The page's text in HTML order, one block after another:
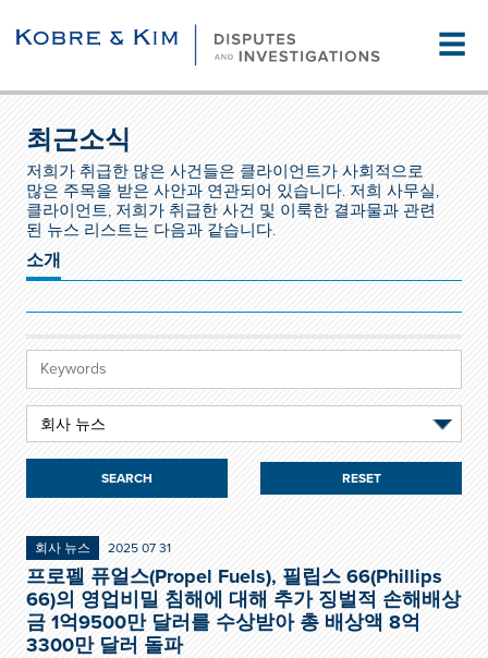
☰
최근소식
저희가 취급한 많은 사건들은 클라이언트가 사회적으로
많은 주목을 받은 사안과 연관되어 있습니다. 저희 사무실,
클라이언트, 저희가 취급한 사건 및 이룩한 결과물과 관련
된 뉴스 리스트는 다음과 같습니다.
소개
RESET
회사 뉴스 2025 07 31
프로펠 퓨얼스(Propel Fuels), 필립스 66(Phillips
66)의 영업비밀 침해에 대해 추가 징벌적 손해배상
금 1억9500만 달러를 수상받아 총 배상액 8억
3300만 달러 돌파